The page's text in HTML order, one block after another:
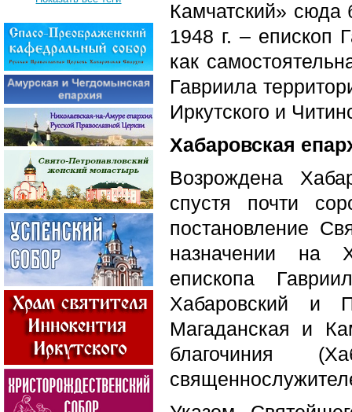
Камчатский» сюда
1948 г. – епископ
как
Гавриила
Иркутского и
Хабаровская
Возрождена
спустя почти
постановление
назначении на
епископа
Хабаровский и
Магаданская и
благочиния